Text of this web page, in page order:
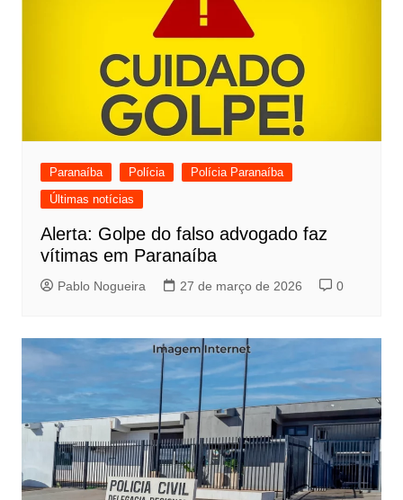
Paranaíba Polícia
Polícia Paranaíba
Últimas notícias
Alerta: Golpe do falso advogado faz
vítimas em Paranaíba
Pablo Nogueira 27 de março de 2026 0